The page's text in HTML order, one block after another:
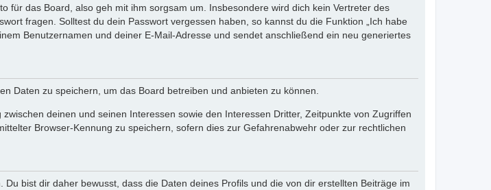
für das Board, also geh mit ihm sorgsam um. Insbesondere wird dich kein Vertreter des
fragen. Solltest du dein Passwort vergessen haben, so kannst du die Funktion „Ich habe
Benutzernamen und deiner E-Mail-Adresse und sendet anschließend ein neu generiertes
Daten zu speichern, um das Board betreiben und anbieten zu können.
deinen und seinen Interessen sowie den Interessen Dritter, Zeitpunkte von Zugriffen
Browser-Kennung zu speichern, sofern dies zur Gefahrenabwehr oder zur rechtlichen
bist dir daher bewusst, dass die Daten deines Profils und die von dir erstellten Beiträge im